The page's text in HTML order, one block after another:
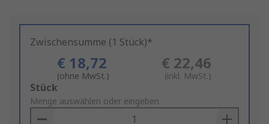
Zwischensumme (1 Stück)*
€ 18,72
(ohne MwSt.)
€ 22,46
(inkl. MwSt.)
Add
to
Basket
Stück
Menge auswählen oder eingeben